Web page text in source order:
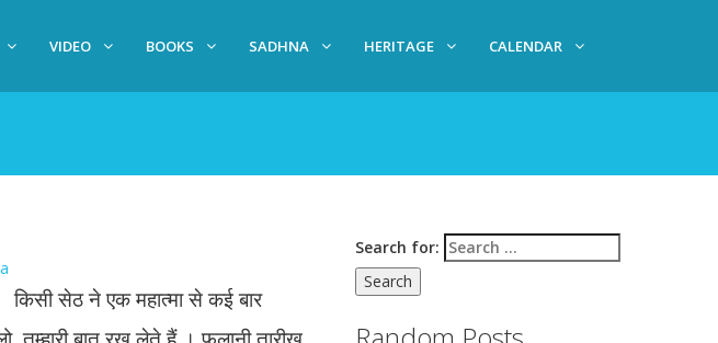
VIDEO BOOKS SADHNA HERITAGE CALENDAR
किसी सेठ ने एक महात्मा से कई बार
Search for: